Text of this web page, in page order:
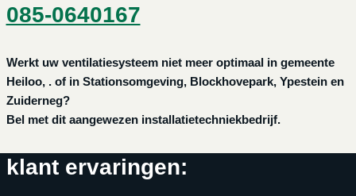
085-0640167
Werkt uw ventilatiesysteem niet meer optimaal in gemeente
Heiloo, . of in Stationsomgeving, Blockhovepark, Ypestein en
Zuiderneg?
Bel met dit aangewezen installatietechniekbedrijf.
klant ervaringen: